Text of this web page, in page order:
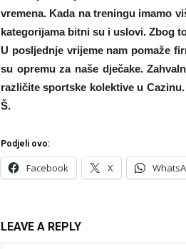
vremena. Kada na treningu imamo
kategorijama bitni su i uslovi. Zbog
U posljednje vrijeme nam pomaže
su opremu za naše dječake.
različite sportske kolektive u
Š.
Podjeli ovo:
Facebook X
LEAVE A REPLY